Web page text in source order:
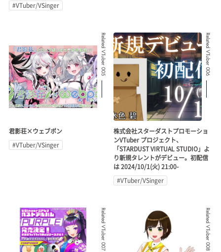
#VTuber/VSinger
Related VTuber 005
君影荘×ウェブポン
#VTuber/VSinger
Related VTuber 006
株式会社スターダストプロモーショ
ンVTuber プロジェクト、
「STARDUST VIRTUAL STUDIO」よ
り新規タレントがデビュー。初配信
は 2024/10/1(火) 21:00-
#VTuber/VSinger
Related VTuber 007 Related VTuber 008